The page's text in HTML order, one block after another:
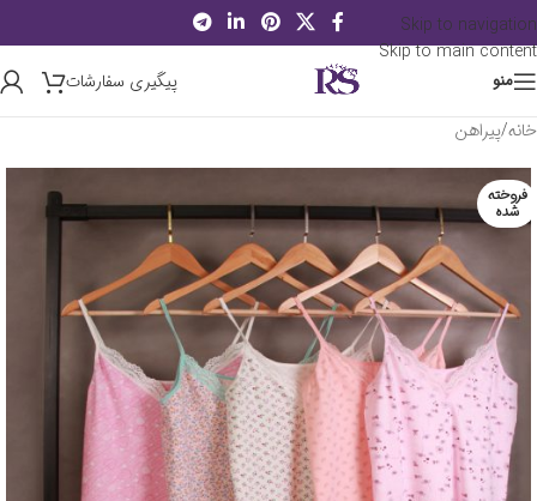
Skip to navigation
Skip to main content
منو
پیگیری سفارشات
خانه/پیراهن
فروخته
شده